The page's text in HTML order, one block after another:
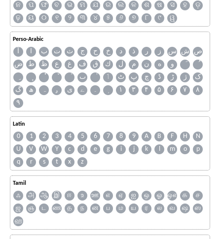
ନ
ପ ଫ ବ ଭ ମ ଯ ର ଲ ଳ ଶ ଷ ସ ହ
ଡ଼
ଢ଼
ୟ ୦ ୧ ୨ ୩ ୪ ୫ ୬ ୭ ୮ ୯ ୱ
Perso-Arabic
آ ا ب ت ث ج ح خ د ذ ر ز س ش ص
ض
ط ظ ع غ ف ق ك ل م ن ه
و
ٮ
ٲ ٹ پ چ ڈ ڑ ژ
ک
گ
ھ ہ ۄ ی ے ۔ ۱ ۳ ۴ ۵ ۶ ۷
۸
۹
Latin
0 1 2 3 4 5 6 7 8 9 A B F H
N
U
V W Y c d e g i j k l m o
p
q
r s t x z
Tamil
ஃ அ ஆ இ ஈ உ ஊ எ ஏ ஐ ஒ ஓ ஔ க
ச
ஜ
ஞ ட ண த ந ன ப ம ய ர ல வ ஷ
ஸ
ஹ